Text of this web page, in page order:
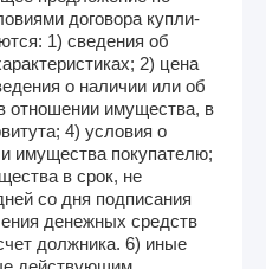
договора купли-
1) сведения об
2) цена
о наличии или об
отношении имущества, в
4) условия о
имущества покупателю;
в срок, не
со дня подписания
денежных средств
должника. 6) иные